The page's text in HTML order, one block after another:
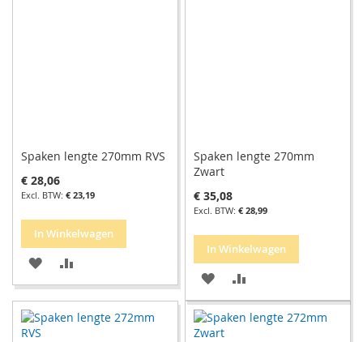
Spaken lengte 270mm RVS
€ 28,06
€ 23,19
In Winkelwagen
VOEG
TOE
AAN
OM
TE
Spaken lengte 270mm
Zwart
€ 35,08
€ 28,99
In Winkelwagen
VOEG
TOE
AAN
OM